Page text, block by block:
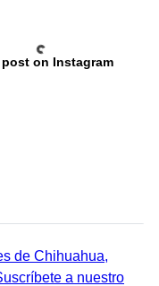
post on Instagram
de Chihuahua,
a nuestro